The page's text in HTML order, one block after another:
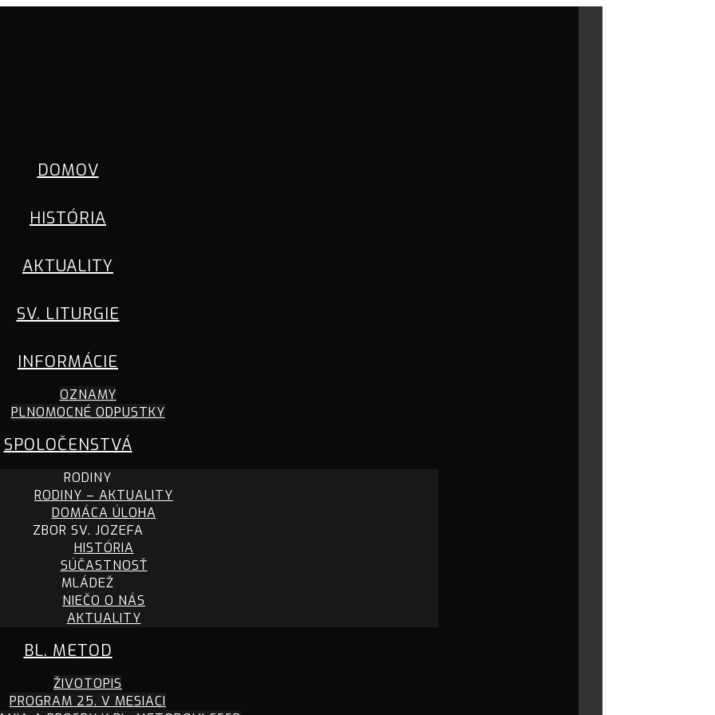
DOMOV
HISTÓRIA
AKTUALITY
SV. LITURGIE
INFORMÁCIE
OZNAMY
PLNOMOCNÉ ODPUSTKY
SPOLOČENSTVÁ
RODINY
RODINY – AKTUALITY
DOMÁCA ÚLOHA
ZBOR SV. JOZEFA
HISTÓRIA
SÚČASTNOSŤ
MLÁDEŽ
NIEČO O NÁS
AKTUALITY
BL. METOD
ŽIVOTOPIS
PROGRAM 25. V MESIACI